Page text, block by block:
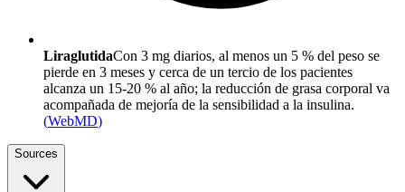
LiraglutidaCon 3 mg diarios, al menos un 5 % del peso se
pierde en 3 meses y cerca de un tercio de los pacientes
alcanza un 15-20 % al año; la reducción de grasa corporal va
acompañada de mejoría de la sensibilidad a la insulina.
(WebMD)
Sources